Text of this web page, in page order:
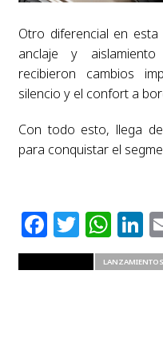
Otro diferencial en
anclaje y
recibieron cambios
silencio y el confort a
Con todo esto, llega
para conquistar el
LANZAMIENTOS